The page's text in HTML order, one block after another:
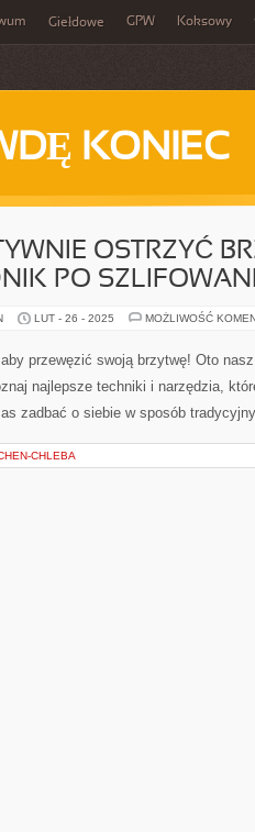
Giełdowe GPW Koksowy
KONIEC
OSTRZYĆ
PO
LUT - 26 - 2025 MOŻLIWOŚĆ
aby przewęzić swoją brzytwę! Oto
najlepsze techniki i narzędzia,
zadbać o siebie w sposób
CHLEBA